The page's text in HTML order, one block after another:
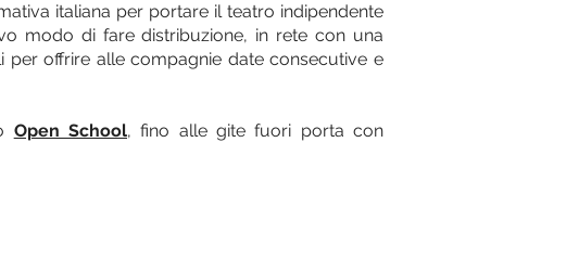
italiana per portare il teatro indipendente
modo di fare distribuzione, in rete con una
per offrire alle compagnie date consecutive e
Open School, fino alle gite fuori porta con